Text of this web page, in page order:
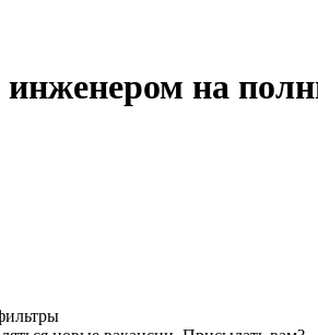
на